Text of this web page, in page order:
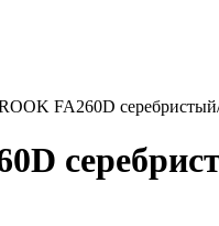
FA260D